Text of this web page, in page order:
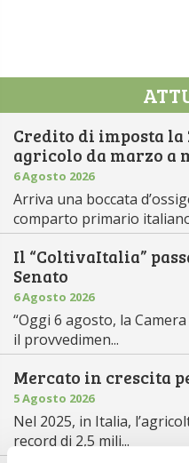
Credito di imposta la
agricolo da marzo a
6 Agosto 2026
Arriva una boccata
comparto primario
Il “ColtivaItalia”
Senato
6 Agosto 2026
“Oggi 6 agosto, la
il provvedimen...
Mercato in crescita
5 Agosto 2026
Nel 2025, in Italia,
record di 2,5 mili...